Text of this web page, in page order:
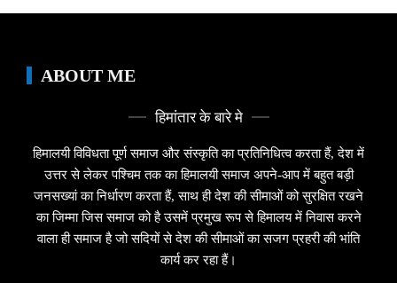
ABOUT ME
हिमांतार के बारे मे
हिमालयी विविधता पूर्ण समाज और संस्कृति का प्रतिनिधित्व करता हैं, देश में
उत्तर से लेकर पश्चिम तक का हिमालयी समाज अपने-आप में बहुत बड़ी
जनसख्यां का निर्धारण करता हैं, साथ ही देश की सीमाओं को सुरक्षित रखने
का जिम्मा जिस समाज को है उसमें प्रमुख रूप से हिमालय में निवास करने
वाला ही समाज है जो सदियों से देश की सीमाओं का सजग प्रहरी की भांति
कार्य कर रहा हैं।